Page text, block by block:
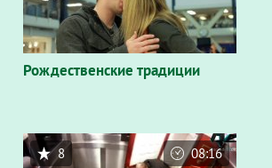
Рождественские традиции
8 08:16